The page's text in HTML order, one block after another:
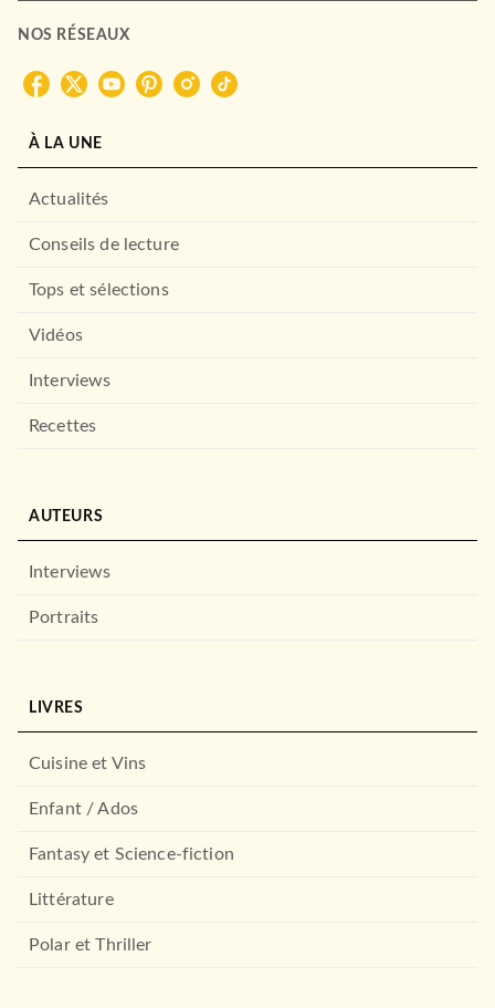
NOS RÉSEAUX
À LA UNE
Actualités
Conseils de lecture
Tops et sélections
Vidéos
Interviews
Recettes
AUTEURS
Interviews
Portraits
LIVRES
Cuisine et Vins
Enfant / Ados
Fantasy et Science-fiction
Littérature
Polar et Thriller